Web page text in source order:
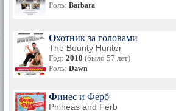
Роль: Barbara
Охотник за головами
The Bounty Hunter
Год: 2010 (было 57 лет)
Роль: Dawn
Финес и Ферб
Phineas and Ferb